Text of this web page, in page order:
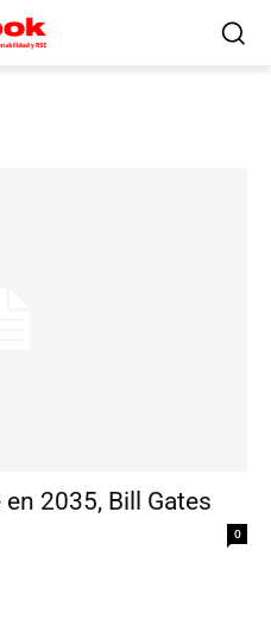
2035, Bill Gates
0